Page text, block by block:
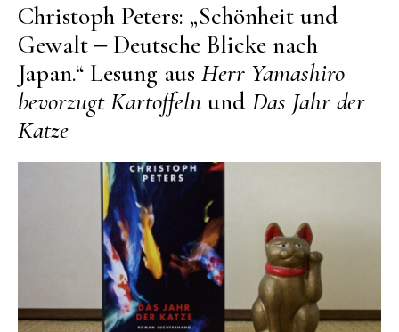
Christoph Peters: „Schönheit und
Gewalt ‒ Deutsche Blicke nach
Japan.“ Lesung aus Herr Yamashiro
bevorzugt Kartoffeln und Das Jahr der
Katze